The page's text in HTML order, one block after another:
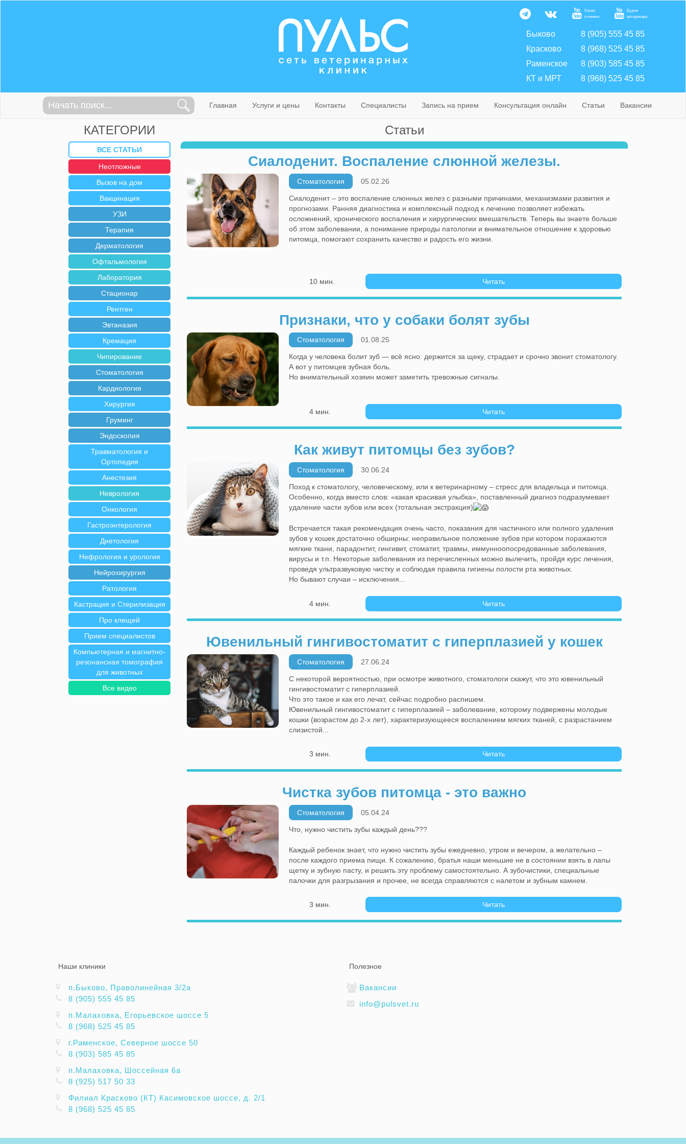
Быково
8 (905) 555 45 85
Красково
8 (968) 525 45 85
Раменское
8 (903) 585 45 85
КТ и МРТ
8 (968) 525 45 85
Канал
клиники
Будни
ветеринара
Главная Услуги и цены Контакты Специалисты Запись на прием Консультация онлайн Статьи Вакансии
КАТЕГОРИИ
ВСЕ СТАТЬИ
Неотложные
Вызов на дом
Вакцинация
УЗИ
Терапия
Дерматология
Офтальмология
Лаборатория
Стационар
Рентген
Эвтаназия
Кремация
Чипирование
Стоматология
Кардиология
Хирургия
Груминг
Эндоскопия
Травматология и
Ортопедия
Анестезия
Неврология
Онкология
Гастроэнтерология
Диетология
Нефрология и урология
Нейрохирургия
Ратология
Кастрация и Стерилизация
Про клещей
Прием специалистов
Компьютерная и магнитно-
резонансная томография
для животных
Все видео
Статьи
Сиалоденит. Воспаление слюнной железы.
Стоматология 05.02.26
Сиалоденит – это воспаление слюнных желез с разными причинами, механизмами развития и
прогнозами. Ранняя диагностика и комплексный подход к лечению позволяет избежать
осложнений, хронического воспаления и хирургических вмешательств. Теперь вы знаете больше
об этом заболевании, а понимание природы патологии и внимательное отношение к здоровью
питомца, помогают сохранить качество и радость его жизни.
10 мин. Читать
Признаки, что у собаки болят зубы
Стоматология 01.08.25
Когда у человека болит зуб — всё ясно: держится за щеку, страдает и срочно звонит стоматологу.
А вот у питомцев зубная боль.
Но внимательный хозяин может заметить тревожные сигналы.
4 мин. Читать
Как живут питомцы без зубов?
Стоматология 30.06.24
Поход к стоматологу, человеческому, или к ветеринарному – стресс для владельца и питомца.
Особенно, когда вместо слов: «какая красивая улыбка», поставленный диагноз подразумевает
удаление части зубов или всех (тотальная экстракция)
Встречается такая рекомендация очень часто, показания для частичного или полного удаления
зубов у кошек достаточно обширны: неправильное положение зубов при котором поражаются
мягкие ткани, парадонтит, гингивит, стоматит, травмы, иммунноопосредованные заболевания,
вирусы и т.п. Некоторые заболевания из перечисленных можно вылечить, пройдя курс лечения,
проведя ультразвуковую чистку и соблюдая правила гигиены полости рта животных.
Но бывают случаи – исключения...
4 мин. Читать
Ювенильный гингивостоматит с гиперплазией у кошек
Стоматология 27.06.24
С некоторой вероятностью, при осмотре животного, стоматологи скажут, что это ювенильный
гингивостоматит с гиперплазией.
Что это такое и как его лечат, сейчас подробно распишем.
Ювенильный гингивостоматит с гиперплазией – заболевание, которому подвержены молодые
кошки (возрастом до 2-х лет), характеризующееся воспалением мягких тканей, с разрастанием
слизистой...
3 мин. Читать
Чистка зубов питомца - это важно
Стоматология 05.04.24
Что, нужно чистить зубы каждый день???
Каждый ребенок знает, что нужно чистить зубы ежедневно, утром и вечером, а желательно –
после каждого приема пищи. К сожалению, братья наши меньшие не в состоянии взять в лапы
щетку и зубную пасту, и решить эту проблему самостоятельно. А зубочистики, специальные
палочки для разгрызания и прочее, не всегда справляются с налетом и зубным камнем.
3 мин. Читать
Наши клиники
п.Быково, Праволинейная 3/2а
8 (905) 555 45 85
п.Малаховка, Егорьевское шоссе 5
8 (968) 525 45 85
г.Раменское, Северное шоссе 50
8 (903) 585 45 85
п.Малаховка, Шоссейная 6а
8 (925) 517 50 33
Филиал Красково (КТ) Касимовское шоссе, д. 2/1
8 (968) 525 45 85
Полезное
Вакансии
info@pulsvet.ru